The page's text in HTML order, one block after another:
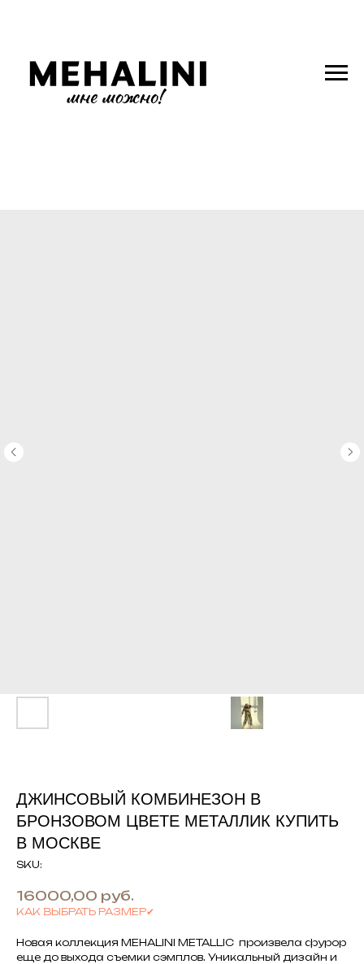
ДЖИНСОВЫЙ КОМБИНЕЗОН В
БРОНЗОВОМ ЦВЕТЕ МЕТАЛЛИК КУПИТЬ
В МОСКВЕ
SKU:
16000,00 руб.
КАК ВЫБРАТЬ РАЗМЕР✔
Новая коллекция MEHALINI METALLIC произвела фурор
еще до выхода съемки сэмплов. Уникальный дизайн и